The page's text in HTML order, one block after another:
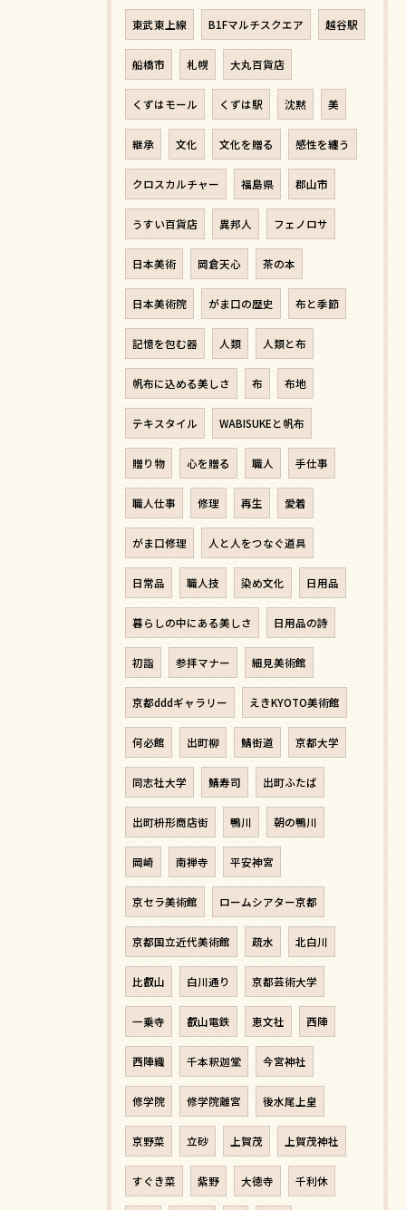
東武東上線 B1Fマルチスクエア 越谷駅
船橋市 札幌 大丸百貨店
くずはモール くずは駅 沈黙 美
継承 文化 文化を贈る 感性を纏う
クロスカルチャー 福島県 郡山市
うすい百貨店 異邦人 フェノロサ
日本美術 岡倉天心 茶の本
日本美術院 がま口の歴史 布と季節
記憶を包む器 人類 人類と布
帆布に込める美しさ 布 布地
テキスタイル WABISUKEと帆布
贈り物 心を贈る 職人 手仕事
職人仕事 修理 再生 愛着
がま口修理 人と人をつなぐ道具
日常品 職人技 染め文化 日用品
暮らしの中にある美しさ 日用品の詩
初詣 参拝マナー 細見美術館
京都dddギャラリー えきKYOTO美術館
何必館 出町柳 鯖街道 京都大学
同志社大学 鯖寿司 出町ふたば
出町枡形商店街 鴨川 朝の鴨川
岡崎 南禅寺 平安神宮
京セラ美術館 ロームシアター京都
京都国立近代美術館 疏水 北白川
比叡山 白川通り 京都芸術大学
一乗寺 叡山電鉄 恵文社 西陣
西陣織 千本釈迦堂 今宮神社
修学院 修学院離宮 後水尾上皇
京野菜 立砂 上賀茂 上賀茂神社
すぐき菜 紫野 大徳寺 千利休